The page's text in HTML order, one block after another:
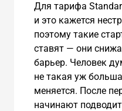
Для тарифа
и это кажется
поэтому такие
ставят — они
барьер. Человек
не такая уж
меняется. После
начинают